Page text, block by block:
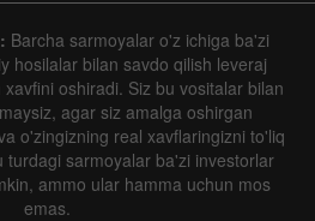
Barcha sarmoyalar o'z ichiga ba'zi
hosilalar bilan savdo qilish leveraj
oshiradi. Siz bu vositalar bilan
agar siz amalga oshirgan
o'zingizning real xavflaringizni to'liq
turdagi sarmoyalar ba'zi investorlar
ammo ular hamma uchun mos
emas.